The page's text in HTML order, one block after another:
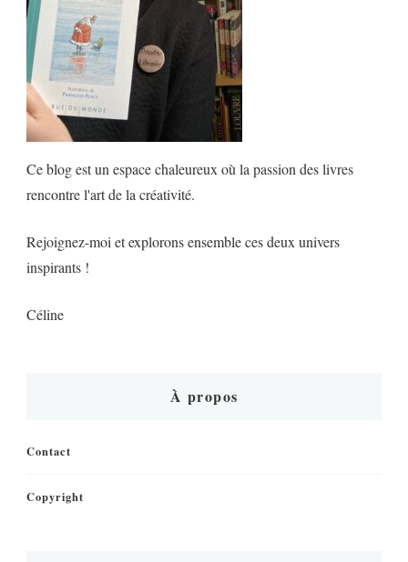
Ce blog est un espace chaleureux où la passion des livres
rencontre l'art de la créativité.
Rejoignez-moi et explorons ensemble ces deux univers
inspirants !
Céline
À propos
Contact
Copyright